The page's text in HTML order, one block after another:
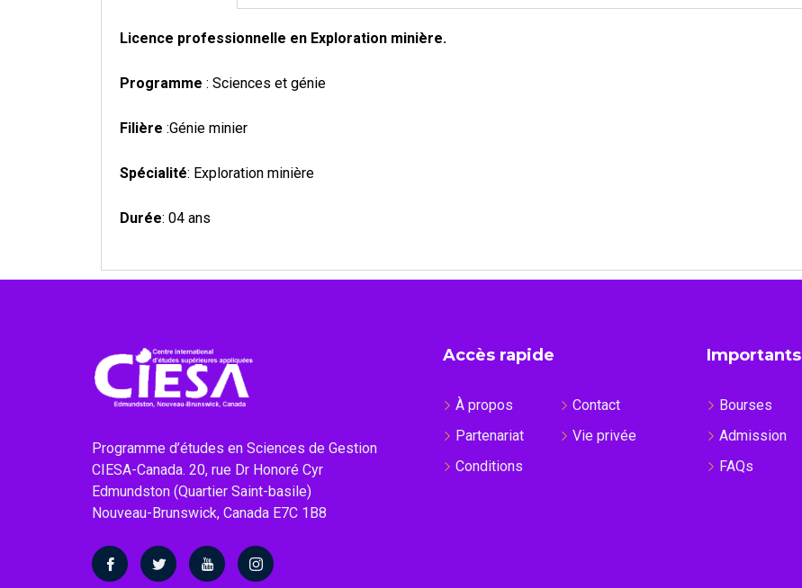
Licence professionnelle en Exploration minière.
Programme : Sciences et génie
Filière :Génie minier
Spécialité: Exploration minière
Durée: 04 ans
Programme d’études en Sciences de Gestion
CIESA-Canada. 20, rue Dr Honoré Cyr
Edmundston (Quartier Saint-basile)
Nouveau-Brunswick, Canada E7C 1B8
Accès rapide
À propos
Contact
Partenariat
Vie privée
Conditions
Importants
Bourses
Admission
FAQs